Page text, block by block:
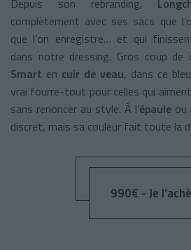
Depuis son rebranding,
complètement avec ses sacs que
que l’on enregistre… et qui
dans notre dressing. Gros coup
Smart en cuir de veau, dans ce bleu
vrai fourre-tout pour celles qui
sans renoncer au style. À l’épauleou
discret, mais sa couleur fait toute la
990€ - Je